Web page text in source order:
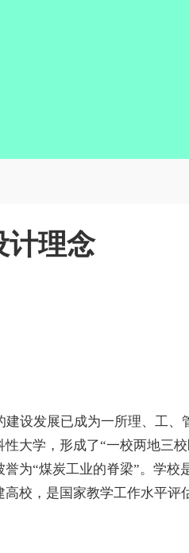
计理念
设发展已成为一所理、工、
大学，形成了“一校两地三校
为“煤炭工业的脊梁”。学校
校，是国家教学工作水平评